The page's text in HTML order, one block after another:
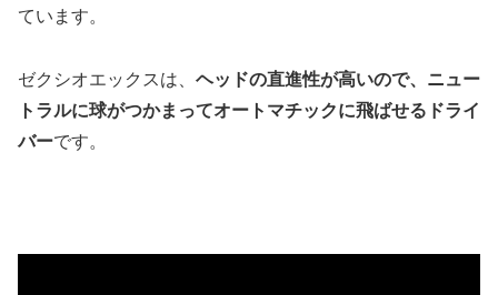
ています。
ゼクシオエックスは、 ヘッドの直進性が高いので、ニュー
トラルに球がつかまってオートマチックに飛ばせるドライ
バーです。